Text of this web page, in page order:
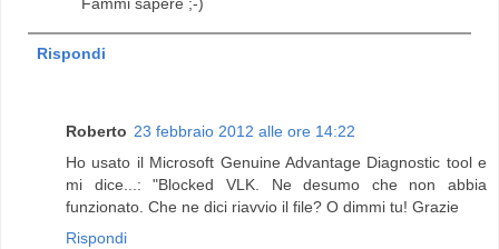
Rispondi
Roberto 23 febbraio 2012 alle ore 14:22
Ho usato il Microsoft Genuine Advantage Diagnostic tool e
mi dice...: "Blocked VLK. Ne desumo che non abbia
funzionato. Che ne dici riavvio il file? O dimmi tu! Grazie
Rispondi